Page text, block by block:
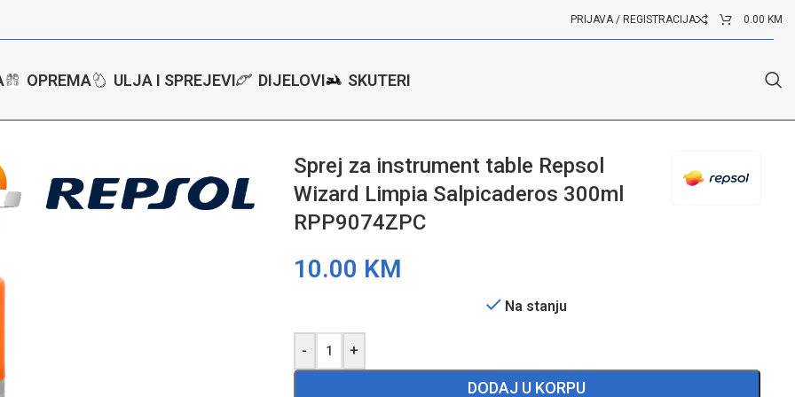
PRIJAVA / REGISTRACIJA 0.00 KM
OPREMA ULJA I SPREJEVI DIJELOVI SKUTERI
Sprej za instrument table Repsol
Wizard Limpia Salpicaderos 300ml
RPP9074ZPC
10.00 KM
Na stanju
- +
DODAJ U KORPU